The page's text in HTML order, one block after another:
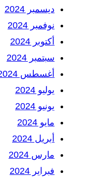
ديسمبر 2024
نوفمبر 2024
أكتوبر 2024
سبتمبر 2024
أغسطس 2024
يوليو 2024
يونيو 2024
مايو 2024
أبريل 2024
مارس 2024
فبراير 2024